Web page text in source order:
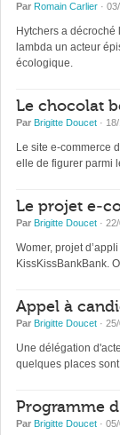
Par Romain Carlier ·
Hytchers a
lambda un acteur
écologique.
Le chocolat
Par Brigitte Doucet ·
Le site e-commerce
elle de figurer parmi
Le projet e-
Par Brigitte Doucet ·
Womer, projet
KissKissBankBank.
Appel à
Par Brigitte Doucet ·
Une délégation
quelques places
Programme
Par Brigitte Doucet ·